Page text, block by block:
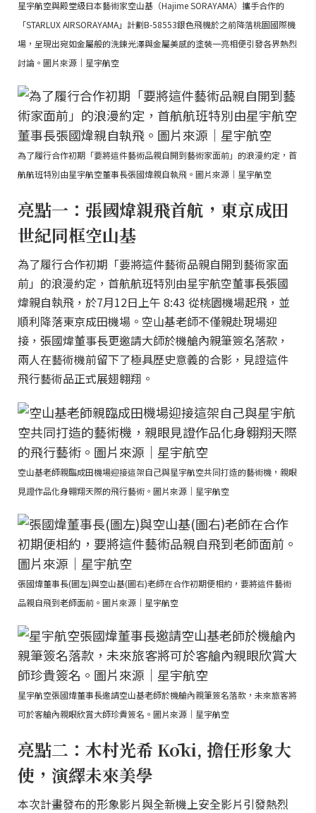
星宇航空與殿堂級日本藝術家空山基（Hajime SORAYAMA）攜手合作的
「STARLUX AIRSORAYAMA」計劃B-58553銀色飛機於之前降落桃園國際機
場，呈現出宛如金屬般的洗鍊光澤與金屬美感的塗裝一亮相便引發各界熱烈
討論。圖片來源｜星宇航空
為了履行合作初期「要將這件藝術品親自開到藝術家面前」的浪漫約定，首
航航班特別由星宇航空董事長張國煒親自執飛。圖片來源｜星宇航空
亮點一：張國煒親飛首航，東京成田
世紀同框空山基
為了履行合作初期「要將這件藝術品親自開到藝術家面
前」的浪漫約定，首航航班特別由星宇航空董事長張國
煒親自執飛，於7月12日上午 8:43 從桃園機場起飛，並
順利降落東京成田機場。空山基老師不僅親赴現場迎
接，張國煒董事長更邀請大師於機艙內親筆簽名落款，
兩人在藝術機前留下了極具歷史意義的合影，見證這件
飛行藝術品正式展翅翱翔。
空山基老師親臨成田機場迎接這架自己與星宇航空共同打造的藝術機，親眼
見證作品化身翱翔天際的飛行藝術。圖片來源｜星宇航空
張國煒董事長(圖左)與空山基(圖右)老師在合作初期便相約，要將這件藝術
品親自飛到老師面前。圖片來源｜星宇航空
星宇航空張國煒董事長邀請空山基老師於機艙內親筆簽名落款，未來旅客將
可於客艙內親眼欣賞大師珍貴簽名。圖片來源｜星宇航空
亮點二：木村光希 Kōki, 擔任形象大
使，演繹未來美學
本次計畫發布的形象影片與全新機上安全影片引發熱烈